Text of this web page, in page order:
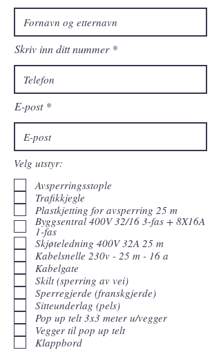
Skriv inn ditt nummer
E-post
Velg utstyr:
Avsperringsstople
Trafikkjegle
Plastkjetting for avsperring 25 m
Byggsentral 400V 32/16 3-fas + 8X16A
1-fas
Skjøteledning 400V 32A 25 m
Kabelsnelle 230v - 25 m - 16 a
Kabelgate
Skilt (sperring av vei)
Sperregjerde (franskgjerde)
Sitteunderlag (pels)
Pop up telt 3x3 meter u/vegger
Vegger til pop up telt
Klappbord